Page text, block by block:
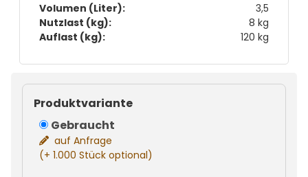
Volumen (Liter):
3,5
Nutzlast (kg):
8 kg
Auflast (kg):
120 kg
Produktvariante
Gebraucht
auf Anfrage
(+ 1.000 Stück optional)